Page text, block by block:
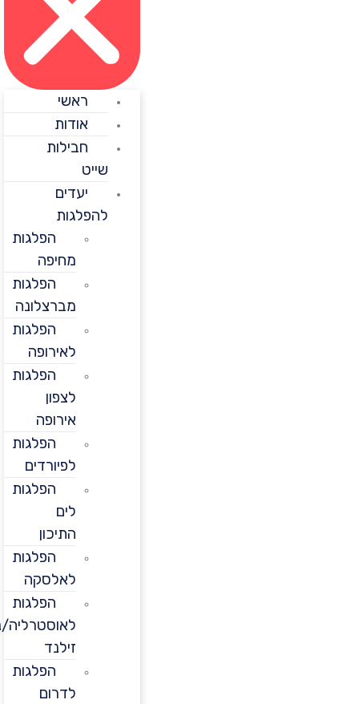
ראשי
אודות
חבילות
יעדים
להפלגות
הפלגות
מחיפה
הפלגות
מברצלונה
הפלגות
לאירופה
הפלגות
אירופה
הפלגות
לפיורדים
הפלגות
התיכון
הפלגות
לאלסקה
הפלגות
לאוסטרליה/ניו
הפלגות
לדרום